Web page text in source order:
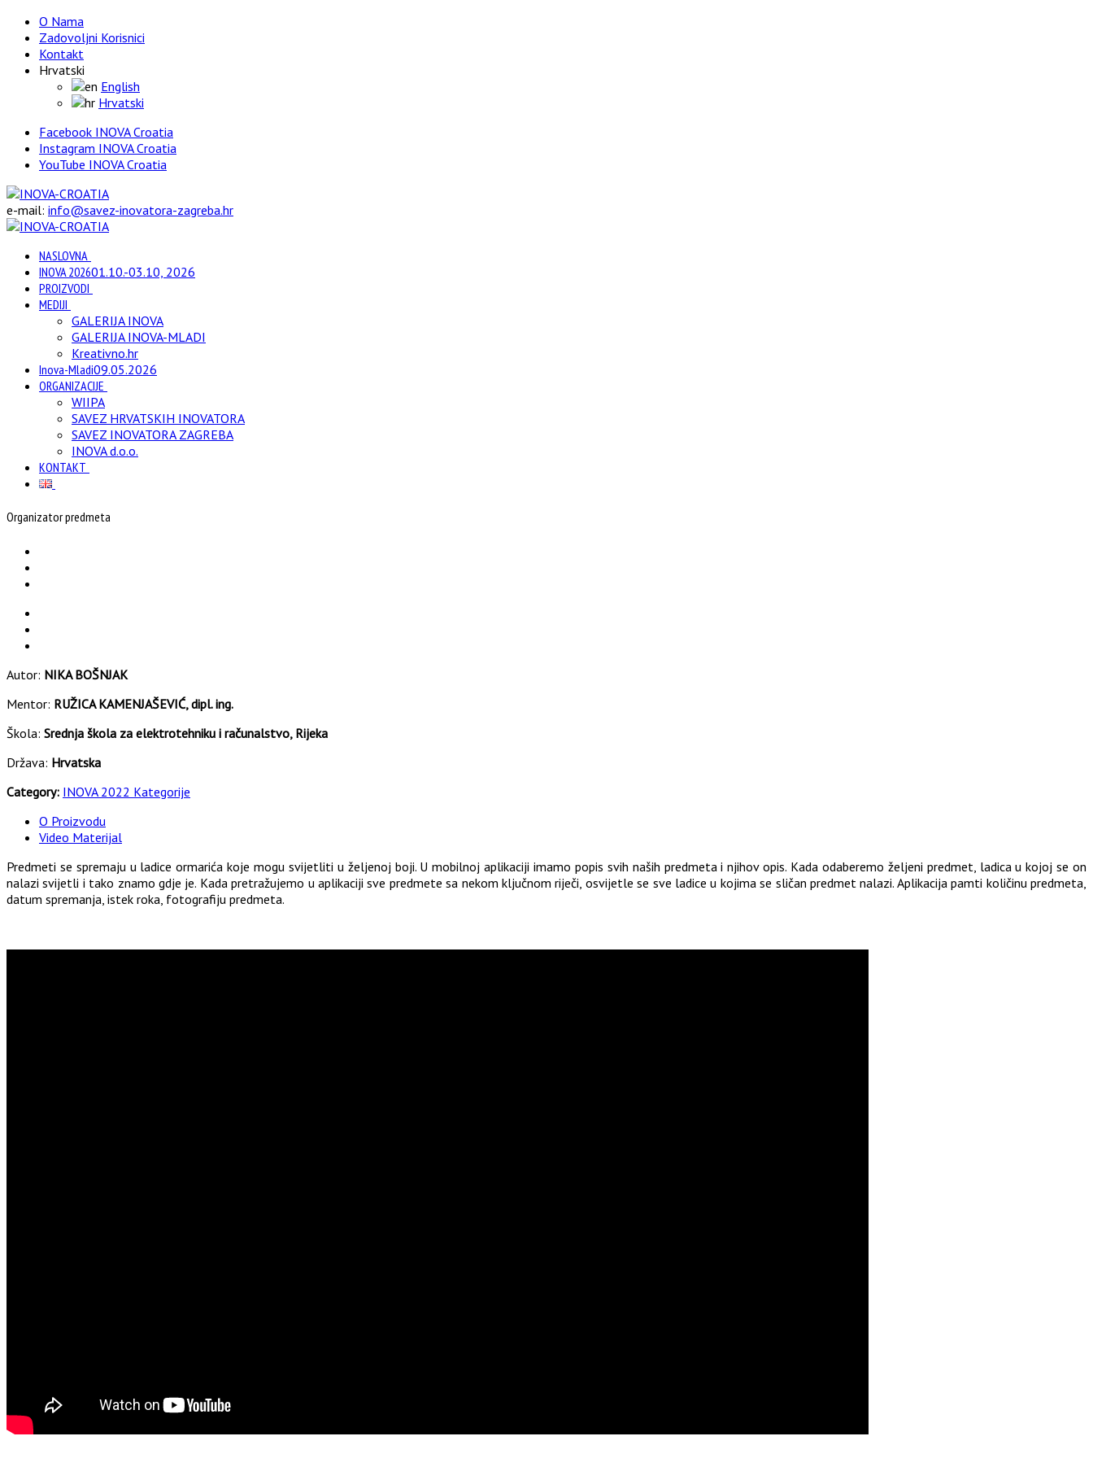
O Nama
Zadovoljni Korisnici
Kontakt
Hrvatski
English
Hrvatski
Facebook INOVA Croatia
Instagram INOVA Croatia
YouTube INOVA Croatia
e-mail: info@savez-inovatora-zagreba.hr
NASLOVNA
INOVA 202601.10.-03.10, 2026
PROIZVODI
MEDIJI
GALERIJA INOVA
GALERIJA INOVA-MLADI
Kreativno.hr
Inova-Mladi09.05.2026
ORGANIZACIJE
WIIPA
SAVEZ HRVATSKIH INOVATORA
SAVEZ INOVATORA ZAGREBA
INOVA d.o.o.
KONTAKT
Organizator predmeta
Autor: NIKA BOŠNJAK
Mentor: RUŽICA KAMENJAŠEVIĆ, dipl. ing.
Škola: Srednja škola za elektrotehniku i računalstvo, Rijeka
Država: Hrvatska
Category: INOVA 2022 Kategorije
O Proizvodu
Video Materijal
Predmeti se spremaju u ladice ormarića koje mogu svijetliti u željenoj boji. U mobilnoj aplikaciji imamo popis svih naših predmeta i njihov opis. Kada odaberemo željeni predmet, ladica u kojoj se on
nalazi svijetli i tako znamo gdje je. Kada pretražujemo u aplikaciji sve predmete sa nekom ključnom riječi, osvijetle se sve ladice u kojima se sličan predmet nalazi. Aplikacija pamti količinu predmeta,
datum spremanja, istek roka, fotografiju predmeta.